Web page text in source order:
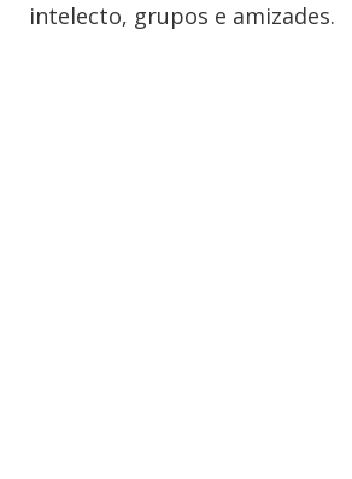
intelecto, grupos e amizades.